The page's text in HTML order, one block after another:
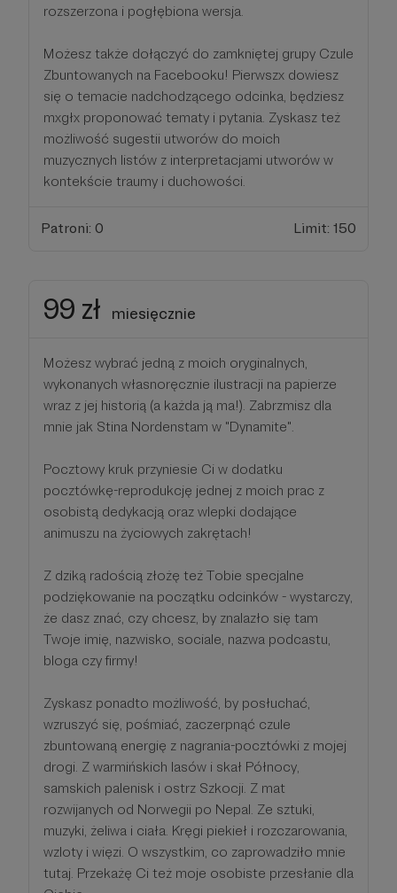
rozszerzona i pogłębiona wersja.
Możesz także dołączyć do zamkniętej grupy Czule
Zbuntowanych na Facebooku! Pierwszx dowiesz
się o temacie nadchodzącego odcinka, będziesz
mxgłx proponować tematy i pytania. Zyskasz też
możliwość sugestii utworów do moich
muzycznych listów z interpretacjami utworów w
kontekście traumy i duchowości.
Patroni: 0 Limit: 150
99 zł miesięcznie
Możesz wybrać jedną z moich oryginalnych,
wykonanych własnoręcznie ilustracji na papierze
wraz z jej historią (a każda ją ma!). Zabrzmisz dla
mnie jak Stina Nordenstam w "Dynamite".
Pocztowy kruk przyniesie Ci w dodatku
pocztówkę-reprodukcję jednej z moich prac z
osobistą dedykacją oraz wlepki dodające
animuszu na życiowych zakrętach!
Z dziką radością złożę też Tobie specjalne
podziękowanie na początku odcinków - wystarczy,
że dasz znać, czy chcesz, by znalazło się tam
Twoje imię, nazwisko, sociale, nazwa podcastu,
bloga czy firmy!
Zyskasz ponadto możliwość, by posłuchać,
wzruszyć się, pośmiać, zaczerpnąć czule
zbuntowaną energię z nagrania-pocztówki z mojej
drogi. Z warmińskich lasów i skał Północy,
samskich palenisk i ostrz Szkocji. Z mat
rozwijanych od Norwegii po Nepal. Ze sztuki,
muzyki, żeliwa i ciała. Kręgi piekieł i rozczarowania,
wzloty i więzi. O wszystkim, co zaprowadziło mnie
tutaj. Przekażę Ci też moje osobiste przesłanie dla